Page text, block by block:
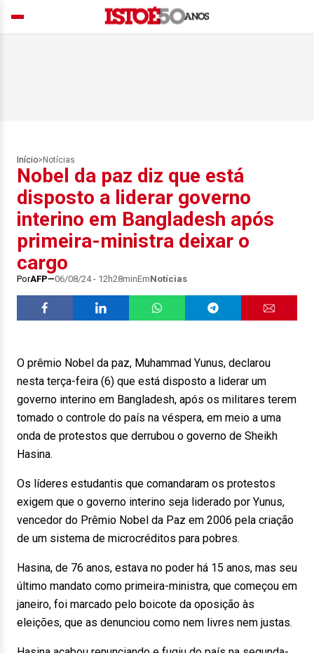
Início> Notícias
Nobel da paz diz que está
disposto a liderar governo
interino em Bangladesh após
primeira-ministra deixar o
cargo
PorAFP 06/08/24 - 12h28minEmNotícias
O prêmio Nobel da paz, Muhammad Yunus, declarou
nesta terça-feira (6) que está disposto a liderar um
governo interino em Bangladesh, após os militares terem
tomado o controle do país na véspera, em meio a uma
onda de protestos que derrubou o governo de Sheikh
Hasina.
Os líderes estudantis que comandaram os protestos
exigem que o governo interino seja liderado por Yunus,
vencedor do Prêmio Nobel da Paz em 2006 pela criação
de um sistema de microcréditos para pobres.
Hasina, de 76 anos, estava no poder há 15 anos, mas seu
último mandato como primeira-ministra, que começou em
janeiro, foi marcado pelo boicote da oposição às
eleições, que as denunciou como nem livres nem justas.